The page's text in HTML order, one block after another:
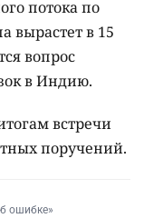
потока по
вырастет в 15
вопрос
в Индию.
встречи
поручений.
ошибке»